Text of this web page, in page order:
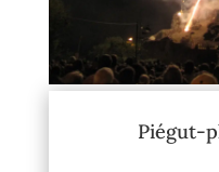
Piégut-